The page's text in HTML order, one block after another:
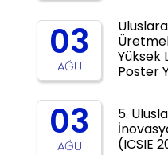
03
AĞU
Yüksek
Poster
03
AĞU
5.
(ICSIE